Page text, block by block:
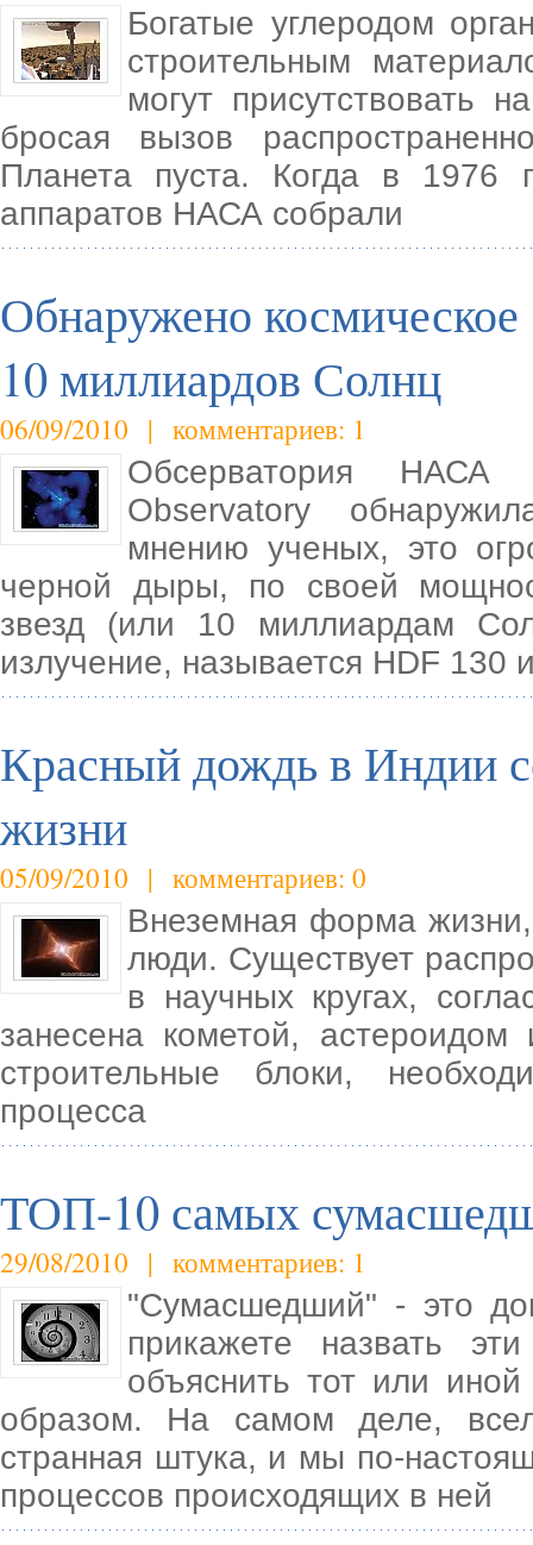
Богатые углеродом
строительным
могут присутствовать
бросая вызов
Планета пуста. Когда в 1976
аппаратов НАСА собрали
Обнаружено
10 миллиардов Солнц
06/09/2010 | комментариев: 1
Обсерватория НАСА
Observatory
мнению ученых, это
черной дыры, по своей
звезд (или 10 миллиардам
излучение, называется HDF 130
Красный дождь в Индии
жизни
05/09/2010 | комментариев: 0
Внеземная форма
люди. Существует
в научных кругах,
занесена кометой,
строительные блоки,
процесса
ТОП-10 самых
29/08/2010 | комментариев: 1
"Сумасшедший" - это
прикажете назвать
объяснить тот или
образом. На самом деле,
странная штука, и мы по-
процессов происходящих в ней